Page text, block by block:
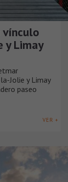
vínculo
y Limay
Jolie y Limay
paseo
VER +